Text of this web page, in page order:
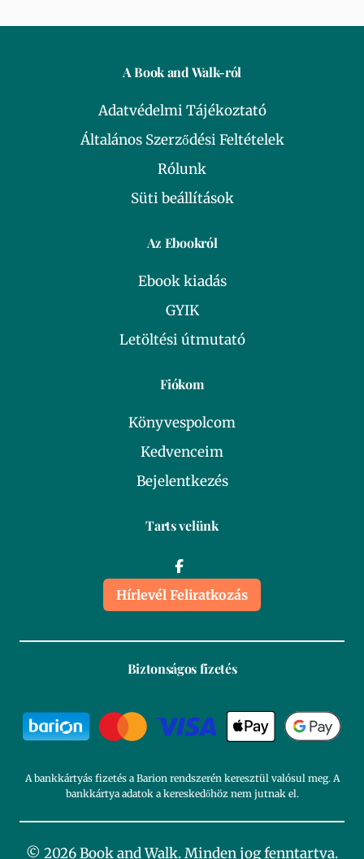
A Book and Walk-ról
Adatvédelmi Tájékoztató
Általános Szerződési Feltételek
Rólunk
Süti beállítások
Az Ebookról
Ebook kiadás
GYIK
Letöltési útmutató
Fiókom
Könyvespolcom
Kedvenceim
Bejelentkezés
Tarts velünk
Hírlevél Feliratkozás
Biztonságos fizetés
A bankkártyás fizetés a Barion rendszerén keresztül valósul meg. A
bankkártya adatok a kereskedőhöz nem jutnak el.
© 2026 Book and Walk. Minden jog fenntartva.